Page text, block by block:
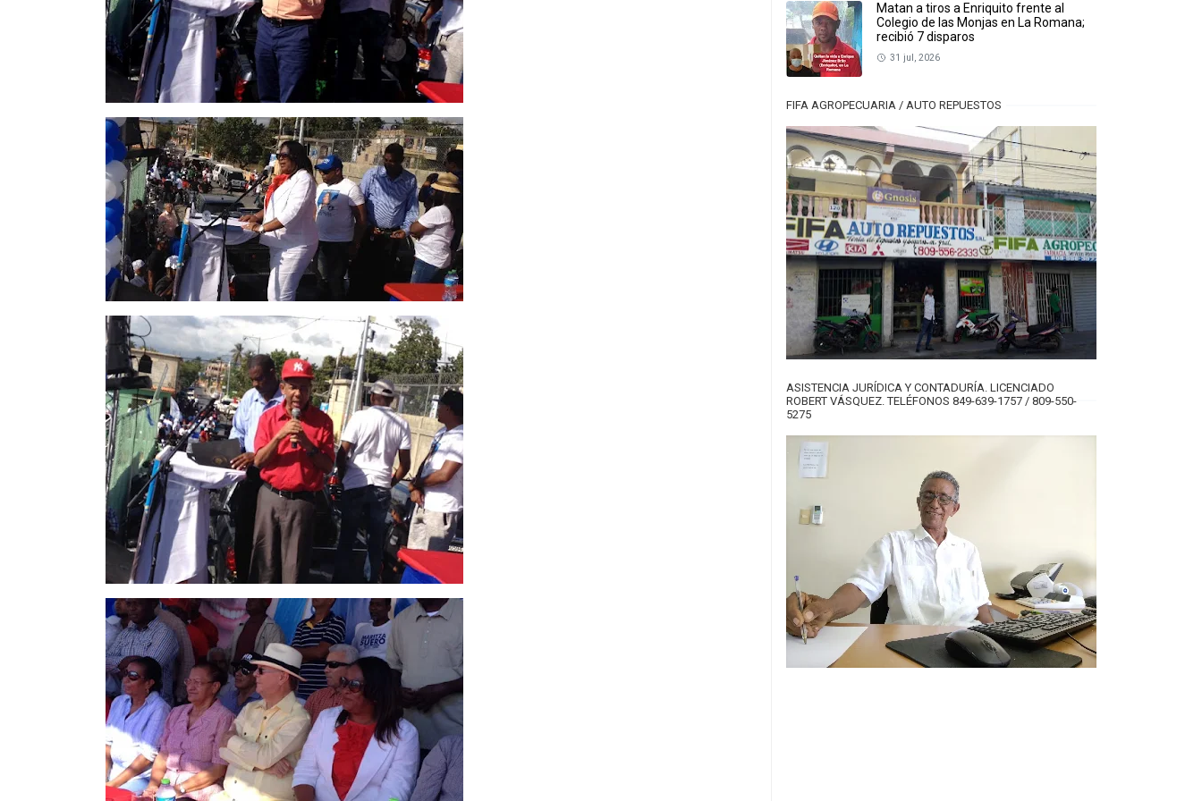
Matan a tiros a Enriquito frente al
Colegio de las Monjas en La Romana;
recibió 7 disparos
31 jul, 2026
FIFA AGROPECUARIA / AUTO REPUESTOS
ASISTENCIA JURÍDICA Y CONTADURÍA. LICENCIADO
ROBERT VÁSQUEZ. TELÉFONOS 849-639-1757 / 809-550-
5275